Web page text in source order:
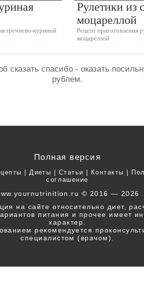
гречнево-куриной
Рулетики из
моцареллой
Рецепт приготовления
моцареллой
сказать спасибо - оказать
рублем.
Полная версия
|Диеты Статьи Контакты
соглашение
© 2016 — 2026
на сайте относительно диет,
питания и прочее имеет
характер.
рекомендуется
специалистом (врачом).